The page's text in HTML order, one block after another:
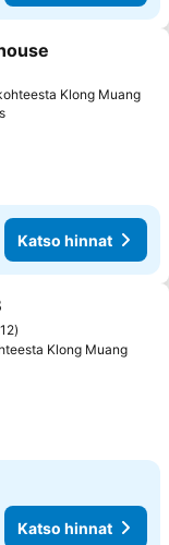
Klong Muang
Katso hinnat
Klong Muang
Katso hinnat